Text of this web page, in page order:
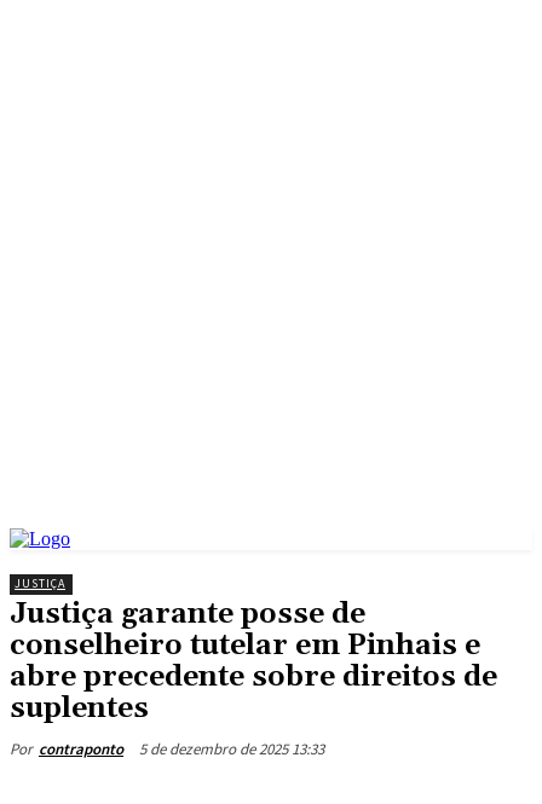
JUSTIÇA
Justiça garante posse de
conselheiro tutelar em Pinhais e
abre precedente sobre direitos de
suplentes
Por contraponto 5 de dezembro de 2025 13:33